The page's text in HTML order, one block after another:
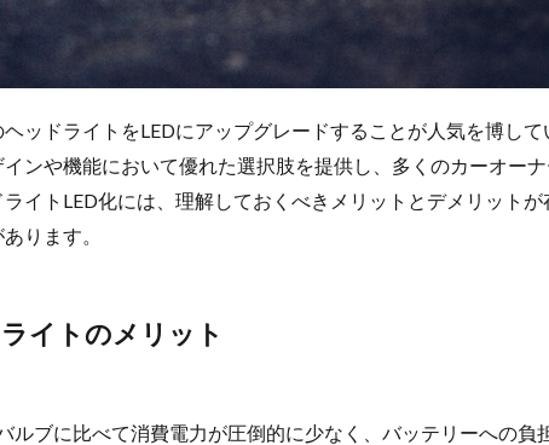
ッドライトをLEDにアップグレードすることが人気を博し
ンや機能において優れた選択肢を提供し、多くのカーオー
イトLED化には、理解しておくべきメリットとデメリット
ります。
イトのメリット
ルブに比べて消費電力が圧倒的に少なく、バッテリーへの負